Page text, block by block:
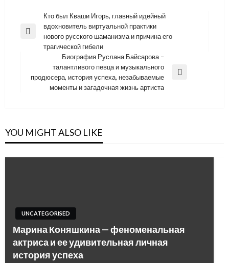
Навигация
по
записям
Previous
Кто был Кваши Игорь, главный идейный
вдохновитель виртуальной практики
нового русского шаманизма и причина его
трагической гибели
Next
Биография Руслана Байсарова –
талантливого певца и музыкального
продюсера, история успеха, незабываемые
моменты и загадочная жизнь артиста
YOU MIGHT ALSO LIKE
UNCATEGORISED
Марина Коняшкина — феноменальная
актриса и ее удивительная личная
история успеха